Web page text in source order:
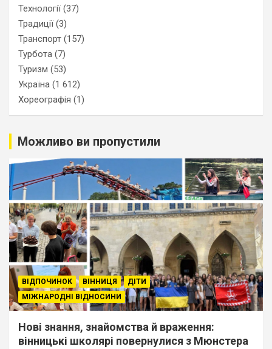
Технології (37)
Традиції (3)
Транспорт (157)
Турбота (7)
Туризм (53)
Україна (1 612)
Хореографія (1)
Можливо ви пропустили
ВІДПОЧИНОК ВІННИЦЯ
ДІТИ
МІЖНАРОДНІ ВІДНОСИНИ
Нові знання, знайомства й враження:
вінницькі школярі повернулися з Мюнстера